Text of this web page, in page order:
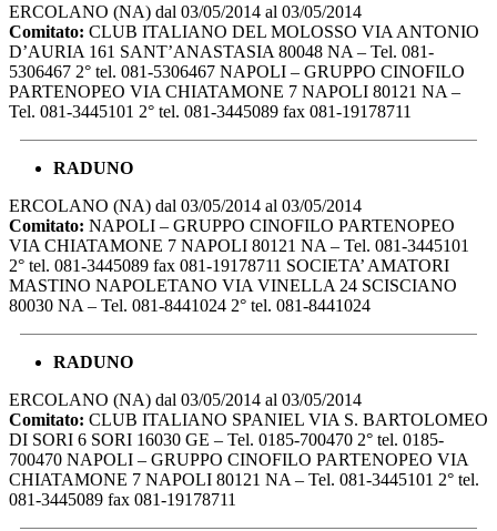
ERCOLANO (NA) dal 03/05/2014 al 03/05/2014
Comitato: CLUB ITALIANO DEL MOLOSSO VIA ANTONIO
D’AURIA 161 SANT’ANASTASIA 80048 NA – Tel. 081-
5306467 2° tel. 081-5306467 NAPOLI – GRUPPO CINOFILO
PARTENOPEO VIA CHIATAMONE 7 NAPOLI 80121 NA –
Tel. 081-3445101 2° tel. 081-3445089 fax 081-19178711
RADUNO
ERCOLANO (NA) dal 03/05/2014 al 03/05/2014
Comitato: NAPOLI – GRUPPO CINOFILO PARTENOPEO
VIA CHIATAMONE 7 NAPOLI 80121 NA – Tel. 081-3445101
2° tel. 081-3445089 fax 081-19178711 SOCIETA’ AMATORI
MASTINO NAPOLETANO VIA VINELLA 24 SCISCIANO
80030 NA – Tel. 081-8441024 2° tel. 081-8441024
RADUNO
ERCOLANO (NA) dal 03/05/2014 al 03/05/2014
Comitato: CLUB ITALIANO SPANIEL VIA S. BARTOLOMEO
DI SORI 6 SORI 16030 GE – Tel. 0185-700470 2° tel. 0185-
700470 NAPOLI – GRUPPO CINOFILO PARTENOPEO VIA
CHIATAMONE 7 NAPOLI 80121 NA – Tel. 081-3445101 2° tel.
081-3445089 fax 081-19178711